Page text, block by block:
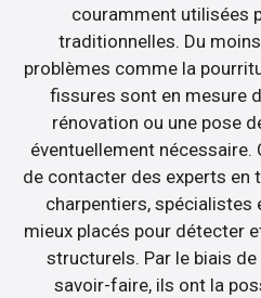
couramment utilisées
traditionnelles. Du
problèmes comme la
fissures sont en mesure
rénovation ou une pose
éventuellement nécessaire.
de contacter des experts en
charpentiers, spécialistes
mieux placés pour détecter
structurels. Par le biais
savoir-faire, ils ont la